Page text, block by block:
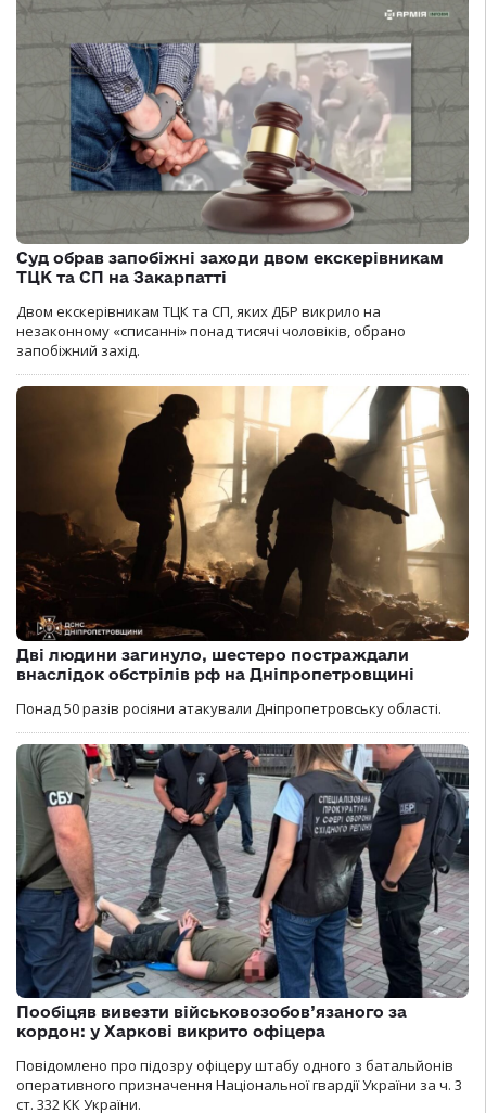
Суд обрав запобіжні заходи двом екскерівникам
ТЦК та СП на Закарпатті
Двом екскерівникам ТЦК та СП, яких ДБР викрило на
незаконному «списанні» понад тисячі чоловіків, обрано
запобіжний захід.
Дві людини загинуло, шестеро постраждали
внаслідок обстрілів рф на Дніпропетровщині
Понад 50 разів росіяни атакували Дніпропетровську області.
Пообіцяв вивезти військовозобов’язаного за
кордон: у Харкові викрито офіцера
Повідомлено про підозру офіцеру штабу одного з батальйонів
оперативного призначення Національної гвардії України за ч. 3
ст. 332 КК України.